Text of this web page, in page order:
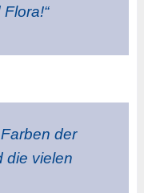
der
die vielen